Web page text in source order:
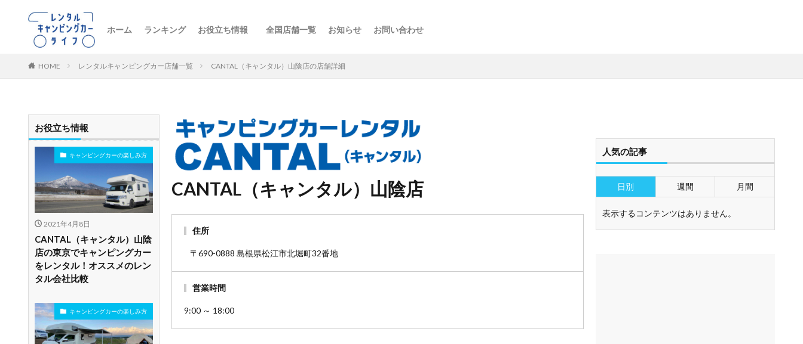
ホーム ランキング お役立ち情報 全国店舗一覧 お知らせ お問い合わせ
HOME レンタルキャンピングカー店舗一覧 CANTAL（キャンタル）山陰店の店舗詳細
CANTAL（キャンタル）山陰店
住所
〒690-0888 島根県松江市北堀町32番地
営業時間
9:00 ～ 18:00
お役立ち情報
キャンピングカーの楽しみ方
2021年4月8日
CANTAL（キャンタル）山陰
店の東京でキャンピングカー
をレンタル！オススメのレン
タル会社比較
キャンピングカーの楽しみ方
人気の記事
日別 週間 月間
表示するコンテンツはありません。